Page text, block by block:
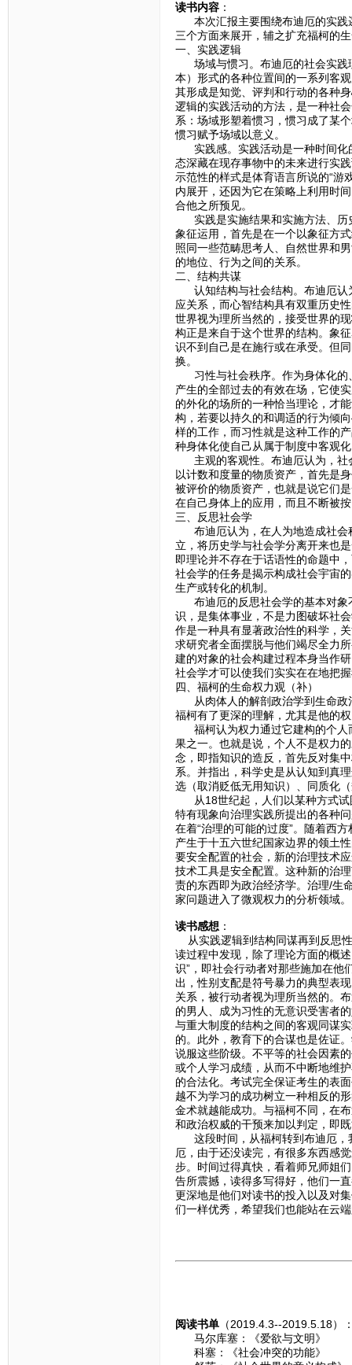
读书内容：
本次汇报主要围绕布迪厄的实践
三个方面来展开，辅之扩充福柯的
一、实践逻辑
场域与惯习。布迪厄的社会实践
本）形式的各种位置间的一系列客
其形成是知觉、评判和行动的各种
逻辑的实践活动的方法，是一种社
系：场域形塑着惯习，惯习成了某
惯习赋予场域以意义。
实践感。实践活动是一种时间化
态深藏在现存事物中的未来进行实
示范性的样式是体育语言所说的“游
内展开，还因为它在策略上利用时
合他之所预见。
实践是实施结果和实施方法、历
象征运用，首先是在一个以象征方
照同一些范畴思考人、自然世界和
的地位、行为之间的关系。
二、结构共谋
认知结构与社会结构。布迪厄认
应关系，而心智结构具有双重历史
世界视为理所当然的，接受世界的
构正是来自于这个世界的结构。象
识不到自己是在施行或在承受。但
换。
习性与社会秩序。作为身体化的
产生的全部过去的有效在场，它使
的外化的场所的一种恰当理论，才
构，若要以持久的和调适的行为
样的工作，而习性就是这种工作的
种身体化使自己从属于制度中客观
主观的客观性。布迪厄认为，社
以计数和度量的物质资产，首先是
被评价的物质资产，也就是说它们
在自己身体上的应用，而且不断被
三、反思社会学
布迪厄认为，在人为地造成社会
立，将历史学与社会学分离开来也
即理论并不存在于话语性的命题中
社会学的任务是揭示构成社会宇宙
生产或转化的机制。
布迪厄的反思社会学的基本对象
识，是集体事业，不是力图破坏社
作是一种具有显著政治性的科学，
求研究者全面摆脱与他们竭尽全力
建的对象的社会构建过程本身当作
社会学才可以使我们实实在在地把
四、福柯的生命权力观（补）
从肉体人的解剖政治学到生命政
福柯有了更深的理解，尤其是他的
福柯认为权力通过它建构的个人
果之一。也就是说，个人不是权力
念，即指知识的造反，首先反对集
系。并指出，科学史是从认知到真
选（取消贬低无用知识）、同质化
从18世纪起，人们以某种方式试
特有现象向治理实践所提出的各种
在着“治理的可能的过度”。随着西
产生于十五六世纪国家边界的领土
要安全配置的社会，新的治理技术
技术工具是安全配置。这种新的治
责的东西即为政治经济学。治理/生
家问题进入了微观权力的分析领域。
读书感想 ：
从实践逻辑到结构同谋再到反思
读过程中发现，除了理论方面的概
识”，即社会行动者对那些施加在他
出，性别支配是符号暴力的典型表
关系，被行动者视为理所当然的。
的男人、成为习性的无意识受害者
与重大制度的结构之间的客观同谋
的。此外，教育下的合谋也是佐证
说服这些阶级。不平等的社会因素
或个人学习成绩，从而不中断地维
的合法化。考试完全保证考生的表
越不为学习的成功树立一种相反的
金术就越能成功。与福柯不同，在
和政治权威的干预来加以判定，即
这段时间，从福柯转到布迪厄，
厄，由于还没读完，有很多东西感
步。时间过得真快，看着师兄师姐
告所震撼，读得多写得好，他们一
更深地是他们对读书的投入以及对
们一样优秀，希望我们也能站在云
阅读书单（2019.4.3--2019.5.18）
马尔库塞：《爱欲与文明》
科塞：《社会冲突的功能》